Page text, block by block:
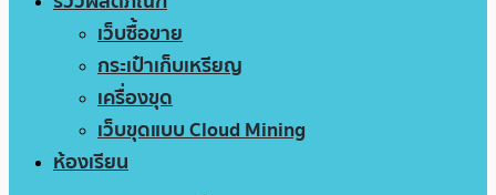
เว็บซื้อขาย
กระเป๋าเก็บเหรียญ
เครื่องขุด
เว็บขุดแบบ Cloud Mining
ห้องเรียน